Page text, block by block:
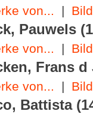
von... |
Pauwels
von... |
Frans d
von... |
Battista